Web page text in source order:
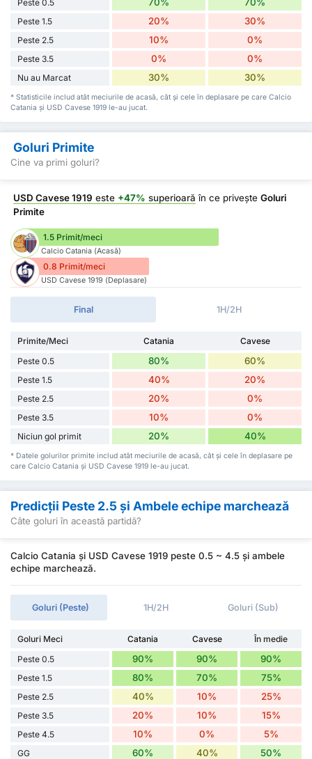
Peste 0.5
Peste 1.5 20% 30%
Peste 2.5 10% 0%
Peste 3.5 0% 0%
Nu au Marcat 30% 30%
* Statisticile includ atât meciurile de acasă, cât și cele în deplasare pe care Calcio
Catania și USD Cavese 1919 le-au jucat.
Goluri Primite
Cine va primi goluri?
USD Cavese 1919 este +47% superioară în ce privește Goluri
Primite
1.5 Primit/meci
Calcio Catania (Acasă)
0.8 Primit/meci
USD Cavese 1919 (Deplasare)
Final 1H/2H
Primite/Meci Catania
Cavese
Peste 0.5
80% 60%
Peste 1.5 40% 20%
Peste 2.5 20% 0%
Peste 3.5 10% 0%
Niciun gol primit 20% 40%
* Datele golurilor primite includ atât meciurile de acasă, cât și cele în deplasare pe
care Calcio Catania și USD Cavese 1919 le-au jucat.
Predicții Peste 2.5 și Ambele echipe marchează
Câte goluri în această partidă?
Calcio Catania și USD Cavese 1919 peste 0.5 ~ 4.5 și ambele
echipe marchează.
Goluri (Peste) 1H/2H Goluri (Sub)
Goluri Meci Catania Cavese
În medie
Peste 0.5
90% 90% 90%
Peste 1.5 80% 70% 75%
Peste 2.5 40% 10% 25%
Peste 3.5 20% 10% 15%
Peste 4.5 10% 0% 5%
GG 60% 40% 50%